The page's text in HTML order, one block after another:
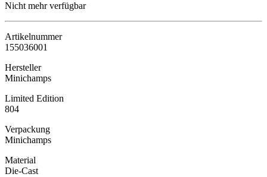
Nicht mehr verfügbar
Artikelnummer
155036001
Hersteller
Minichamps
Limited Edition
804
Verpackung
Minichamps
Material
Die-Cast